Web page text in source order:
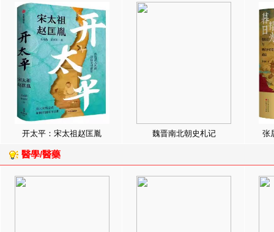
开太平：宋太祖赵匡胤 魏晋南北朝史札记 张
醫學/醫藥